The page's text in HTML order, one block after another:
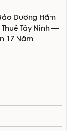
Dưỡng Hầm
Tây Ninh —
17 Năm